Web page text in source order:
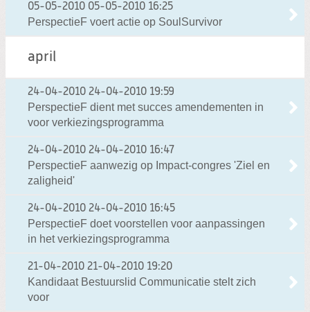
05-05-2010 05-05-2010 16:25
PerspectieF voert actie op SoulSurvivor
april
24-04-2010 24-04-2010 19:59
PerspectieF dient met succes amendementen in
voor verkiezingsprogramma
24-04-2010 24-04-2010 16:47
PerspectieF aanwezig op Impact-congres 'Ziel en
zaligheid'
24-04-2010 24-04-2010 16:45
PerspectieF doet voorstellen voor aanpassingen
in het verkiezingsprogramma
21-04-2010 21-04-2010 19:20
Kandidaat Bestuurslid Communicatie stelt zich
voor